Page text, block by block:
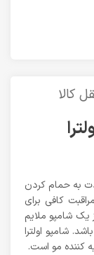
کالا
به حمام کردن
کافی برای
شامپو ملایم
شامپو اولترا
کننده مو است.